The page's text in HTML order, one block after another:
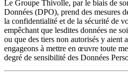
Le Groupe Thivolle, par le biais de
Données (DPO), prend des mesures
la confidentialité et de la sécurité de
empêchant que lesdites données ne
ou que des tiers non autorisés y aient
engageons à mettre en œuvre toute
degré de sensibilité des Données